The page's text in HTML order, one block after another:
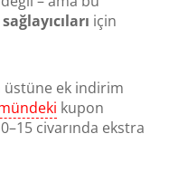
için
üstüne ek indirim
kupon
civarında ekstra